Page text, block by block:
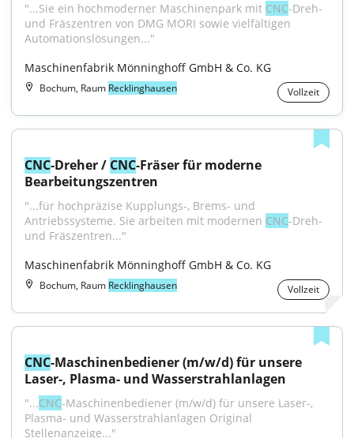
"...Sie ein hochmoderner Maschinenpark mit CNC-Dreh-
und Fräszentren von DMG MORI sowie vielfältigen
Automationslösungen..."
Maschinenfabrik Mönninghoff GmbH & Co. KG
Bochum, Raum Recklinghausen Vollzeit
CNC-Dreher / CNC-Fräser für moderne
Bearbeitungszentren
"...für hochpräzise Kupplungs-, Brems- und
Antriebssysteme. Sie arbeiten mit modernen CNC-Dreh-
und Fräszentren..."
Maschinenfabrik Mönninghoff GmbH & Co. KG
Bochum, Raum Recklinghausen Vollzeit
CNC-Maschinenbediener (m/w/d) für unsere
Laser-, Plasma- und Wasserstrahlanlagen
"...CNC-Maschinenbediener (m/w/d) für unsere Laser-,
Plasma- und Wasserstrahlanlagen Original
Stellenanzeige..."